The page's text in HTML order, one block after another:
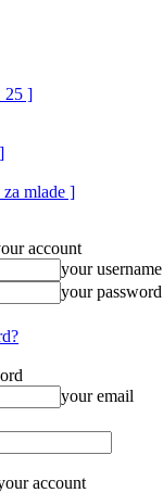
]
za mlade ]
account
your username
your password
your email
account